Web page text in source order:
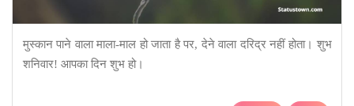
मुस्कान पाने वाला माला-माल हो जाता है पर, देने वाला दरिद्र नहीं होता। शुभ
शनिवार! आपका दिन शुभ हो।